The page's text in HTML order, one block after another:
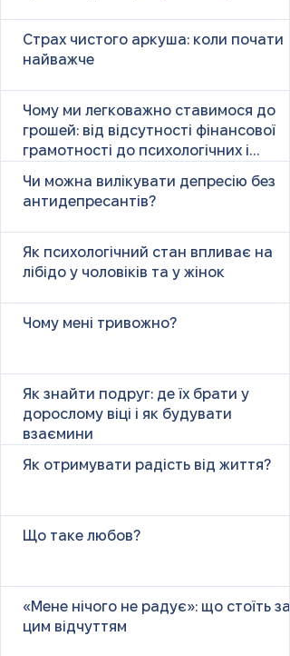
Страх чистого аркуша: коли почати
найважче
Чому ми легковажно ставимося до
грошей: від відсутності фінансової
грамотності до психологічних і
Чи можна вилікувати депресію без
антидепресантів?
Як психологічний стан впливає на
лібідо у чоловіків та у жінок
Чому мені тривожно?
Як знайти подруг: де їх брати у
дорослому віці і як будувати
взаємини
Як отримувати радість від життя?
Що таке любов?
«Мене нічого не радує»: що стоїть за
цим відчуттям